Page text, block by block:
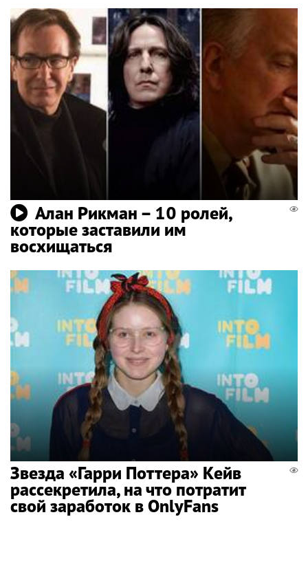
Алан Рикман – 10 ролей,
которые заставили им
восхищаться
Звезда «Гарри Поттера» Кейв
рассекретила, на что потратит
свой заработок в OnlyFans